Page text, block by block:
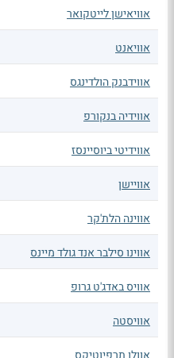
אוויאישן לייטקואר
אוויאנט
אווידבנק הולדינגס
אווידיה בנקורפ
אווידיטי ביוסיינסז
אוויישן
אווינה הלת'קר
אווינו סילבר אנד גולד מיינס
אוויס באדג'ט גרופ
אוויסטה